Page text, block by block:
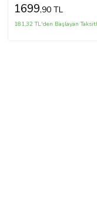
1699,90 TL
181,32 TL'den Başlayan